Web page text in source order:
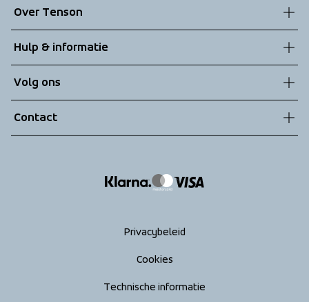
Over Tenson
Duurzaamheid
Technologieën
Hulp & informatie
Algemene voorwaarden
Retouren
Volg ons
Contact
Privacybeleid
Cookies
Technische informatie